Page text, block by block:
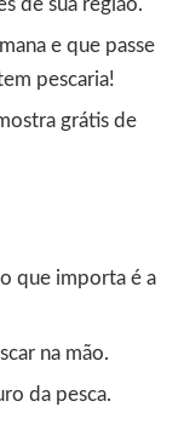
de sua região.
e que passe
pescaria!
grátis de
que importa é a
na mão.
da pesca.